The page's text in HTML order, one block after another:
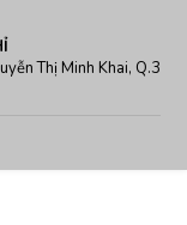
Thị Minh Khai, Q.3